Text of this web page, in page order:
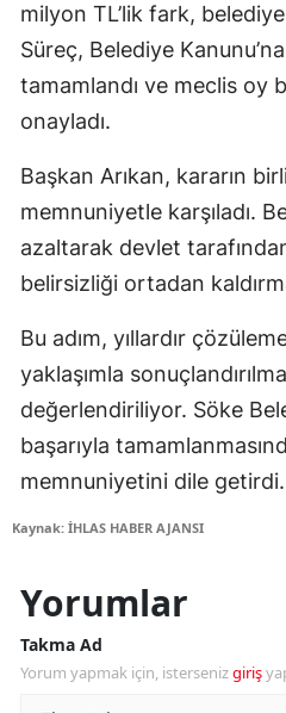
milyon TL’lik fark,
Süreç, Belediye
tamamlandı ve meclis oy
onayladı.
Başkan Arıkan, kararın
memnuniyetle karşıladı.
azaltarak devlet
belirsizliği ortadan
Bu adım, yıllardır
yaklaşımla
değerlendiriliyor. Söke
başarıyla
memnuniyetini dile getirdi.
Kaynak: İHLAS HABER AJANSI
Yorumlar
Takma Ad
Yorum yapmak için, istersenizgiriş